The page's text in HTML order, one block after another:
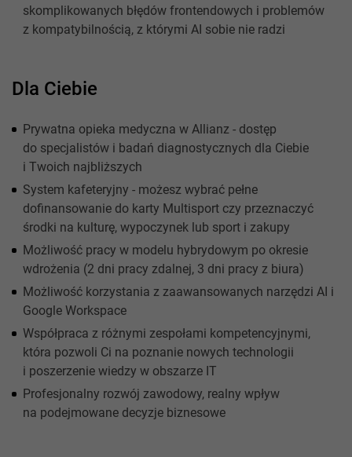
skomplikowanych błędów frontendowych i problemów
z kompatybilnością, z którymi AI sobie nie radzi
Dla Ciebie
Prywatna opieka medyczna w Allianz - dostęp
do specjalistów i badań diagnostycznych dla Ciebie
i Twoich najbliższych
System kafeteryjny - możesz wybrać pełne
dofinansowanie do karty Multisport czy przeznaczyć
środki na kulturę, wypoczynek lub sport i zakupy
Możliwość pracy w modelu hybrydowym po okresie
wdrożenia (2 dni pracy zdalnej, 3 dni pracy z biura)
Możliwość korzystania z zaawansowanych narzędzi AI i
Google Workspace
Współpraca z różnymi zespołami kompetencyjnymi,
która pozwoli Ci na poznanie nowych technologii
i poszerzenie wiedzy w obszarze IT
Profesjonalny rozwój zawodowy, realny wpływ
na podejmowane decyzje biznesowe